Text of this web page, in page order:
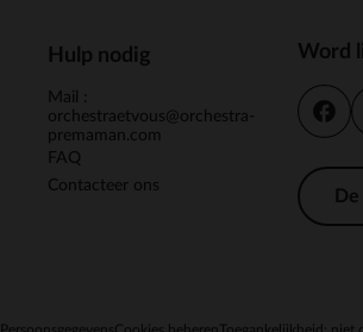
Hulp nodig
Mail :
orchestraetvous@orchestra-
premaman.com
FAQ
Contacteer ons
Word